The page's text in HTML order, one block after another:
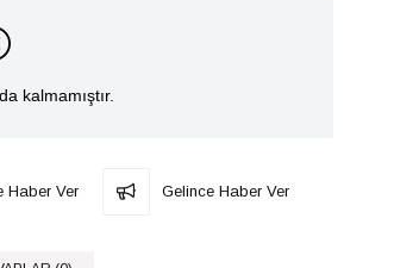
kalmamıştır.
Haber Ver Gelince Haber Ver